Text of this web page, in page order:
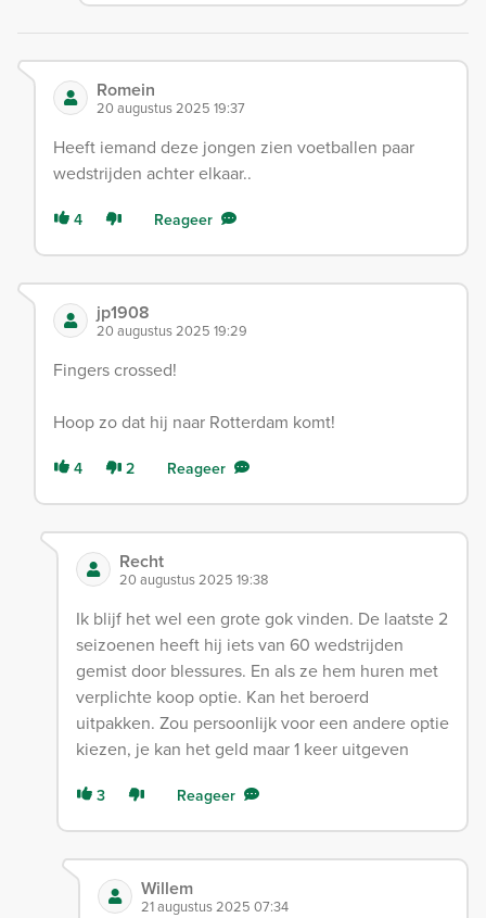
Romein
20 augustus 2025 19:37
Heeft iemand deze jongen zien voetballen paar
wedstrijden achter elkaar..
4 Reageer
jp1908
20 augustus 2025 19:29
Fingers crossed!
Hoop zo dat hij naar Rotterdam komt!
4 2 Reageer
Recht
20 augustus 2025 19:38
Ik blijf het wel een grote gok vinden. De laatste 2
seizoenen heeft hij iets van 60 wedstrijden
gemist door blessures. En als ze hem huren met
verplichte koop optie. Kan het beroerd
uitpakken. Zou persoonlijk voor een andere optie
kiezen, je kan het geld maar 1 keer uitgeven
3 Reageer
Willem
21 augustus 2025 07:34